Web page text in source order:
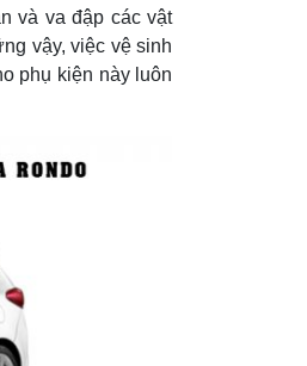
và va đập các vật
vậy, việc vệ sinh
phụ kiện này luôn